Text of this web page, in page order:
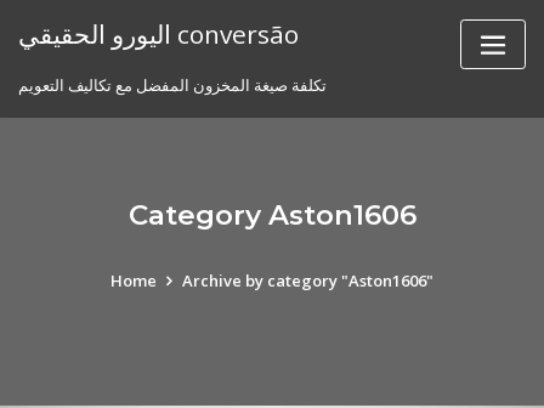
اليورو الحقيقي conversão
تكلفة صيغة المخزون المفضل مع تكاليف التعويم
Category Aston1606
Home Archive by category "Aston1606"